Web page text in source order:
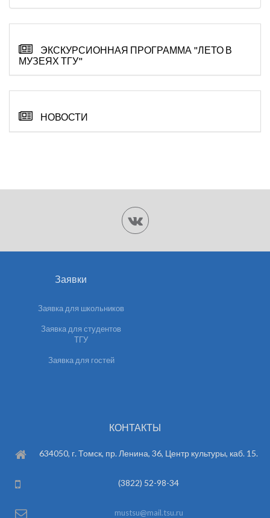
ЭКСКУРСИОННАЯ ПРОГРАММА "ЛЕТО В
МУЗЕЯХ ТГУ"
НОВОСТИ
Заявки
Заявка для школьников
Заявка для студентов
ТГУ
Заявка для гостей
КОНТАКТЫ
634050, г. Томск, пр. Ленина, 36, Центр культуры, каб. 15.
(3822) 52-98-34
mustsu@mail.tsu.ru